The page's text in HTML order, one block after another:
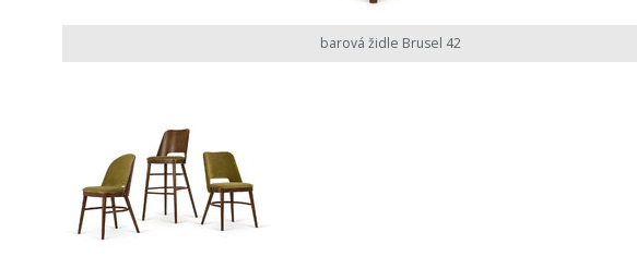
barová židle Brusel 42